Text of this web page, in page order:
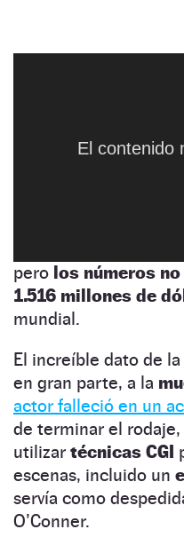
El contenido
El contenido
El contenido
El contenido
franquicia a ser
pero los números
1.516 millones de
mundial.
El increíble dato de
en gran parte, a la
actor falleció en un
de terminar el
utilizar técnicas CGI
escenas, incluido un
servía como
O’Conner.